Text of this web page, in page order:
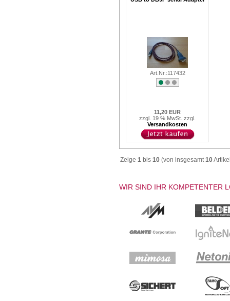
Art.Nr.:117432
11,20 EUR
zzgl. 19 % MwSt. zzgl.
Versandkosten
Zeige 1 bis 10 (von insgesamt10
WIR SIND IHR KOMPETENTER